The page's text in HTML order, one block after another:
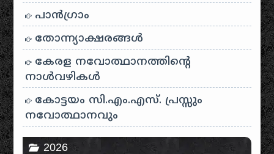
പാന്‍ഗ്രാം
തോന്ന്യാക്ഷരങ്ങള്‍
കേരള നവോത്ഥാനത്തിന്റെ
നാൾവഴികൾ
കോട്ടയം സി.എം.എസ്. പ്രസ്സും
നവോത്ഥാനവും
2026